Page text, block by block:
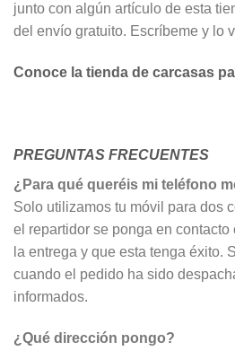
junto con algún artículo de esta
del envío gratuito. Escríbeme y lo
Conoce la tienda de carcasas
PREGUNTAS FRECUENTES
¿Para qué queréis mi teléfono
Solo utilizamos tu móvil para dos
el repartidor se ponga en
la entrega y que esta tenga éxito.
cuando el pedido ha sido
informados.
¿Qué dirección pongo?